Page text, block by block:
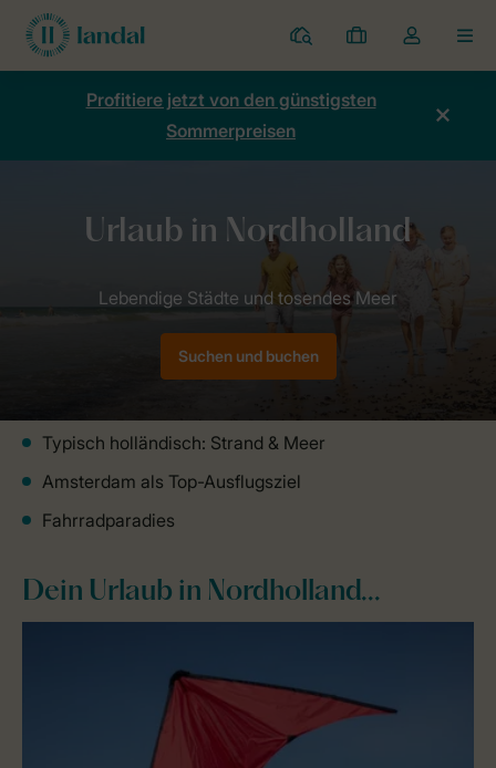
Ferienparks
Meine
Buchungen
Dropdown-
Menü
Kontos
Profitiere jetzt von den günstigsten
Sommerpreisen
Suchen und buchen
Typisch holländisch: Strand & Meer
Amsterdam als Top-Ausflugsziel
Fahrradparadies
Dein Urlaub in Nordholland...